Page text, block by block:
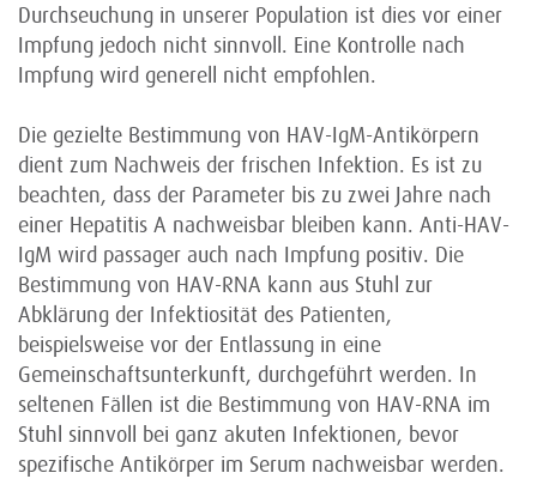
Durchseuchung in unserer Population ist dies vor einer
Impfung jedoch nicht sinnvoll. Eine Kontrolle nach
Impfung wird generell nicht empfohlen.
Die gezielte Bestimmung von HAV-IgM-Antikörpern
dient zum Nachweis der frischen Infektion. Es ist zu
beachten, dass der Parameter bis zu zwei Jahre nach
einer Hepatitis A nachweisbar bleiben kann. Anti-HAV-
IgM wird passager auch nach Impfung positiv. Die
Bestimmung von HAV-RNA kann aus Stuhl zur
Abklärung der Infektiosität des Patienten,
beispielsweise vor der Entlassung in eine
Gemeinschaftsunterkunft, durchgeführt werden. In
seltenen Fällen ist die Bestimmung von HAV-RNA im
Stuhl sinnvoll bei ganz akuten Infektionen, bevor
spezifische Antikörper im Serum nachweisbar werden.